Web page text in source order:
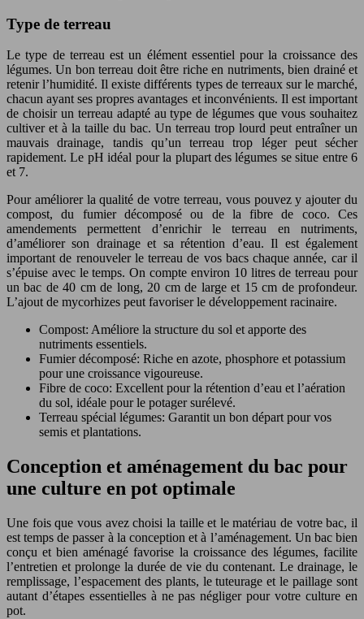
Type de terreau
Le type de terreau est un élément essentiel pour la croissance des
légumes. Un bon terreau doit être riche en nutriments, bien drainé et
retenir l’humidité. Il existe différents types de terreaux sur le marché,
chacun ayant ses propres avantages et inconvénients. Il est important
de choisir un terreau adapté au type de légumes que vous souhaitez
cultiver et à la taille du bac. Un terreau trop lourd peut entraîner un
mauvais drainage, tandis qu’un terreau trop léger peut sécher
rapidement. Le pH idéal pour la plupart des légumes se situe entre 6
et 7.
Pour améliorer la qualité de votre terreau, vous pouvez y ajouter du
compost, du fumier décomposé ou de la fibre de coco. Ces
amendements permettent d’enrichir le terreau en nutriments,
d’améliorer son drainage et sa rétention d’eau. Il est également
important de renouveler le terreau de vos bacs chaque année, car il
s’épuise avec le temps. On compte environ 10 litres de terreau pour
un bac de 40 cm de long, 20 cm de large et 15 cm de profondeur.
L’ajout de mycorhizes peut favoriser le développement racinaire.
Compost: Améliore la structure du sol et apporte des
nutriments essentiels.
Fumier décomposé: Riche en azote, phosphore et potassium
pour une croissance vigoureuse.
Fibre de coco: Excellent pour la rétention d’eau et l’aération
du sol, idéale pour le potager surélevé.
Terreau spécial légumes: Garantit un bon départ pour vos
semis et plantations.
Conception et aménagement du bac pour
une culture en pot optimale
Une fois que vous avez choisi la taille et le matériau de votre bac, il
est temps de passer à la conception et à l’aménagement. Un bac bien
conçu et bien aménagé favorise la croissance des légumes, facilite
l’entretien et prolonge la durée de vie du contenant. Le drainage, le
remplissage, l’espacement des plants, le tuteurage et le paillage sont
autant d’étapes essentielles à ne pas négliger pour votre culture en
pot.